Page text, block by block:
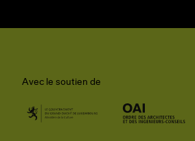
Avec le soutien de